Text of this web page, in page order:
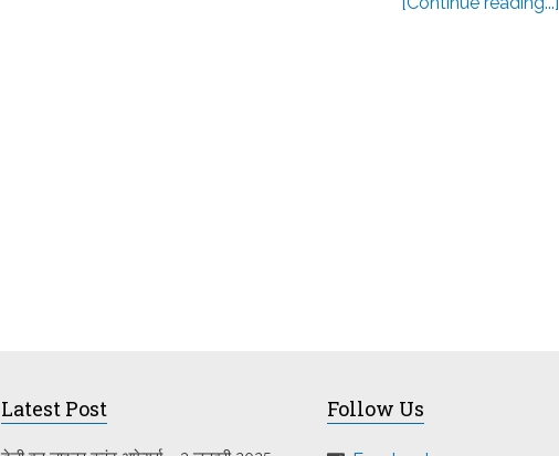
Latest Post Follow Us